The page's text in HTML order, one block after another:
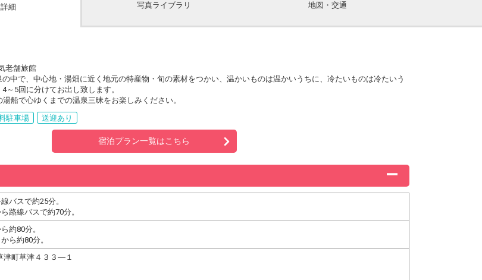
細 写真ライブラリ 地図・交通
老舗旅館
中で、中心地・湯畑に近く地元の特産物・旬の素材をつかい、温かいものは温かいうちに、冷たいものは冷たいう
～5回に分けてお出し致します。
船で心ゆくまでの温泉三昧をお楽しみください。
駐車場 送迎あり
宿泊プラン一覧はこちら
バスで約25分。
路線バスで約70分。
約80分。
ら約80分。
津町草津４３３―１